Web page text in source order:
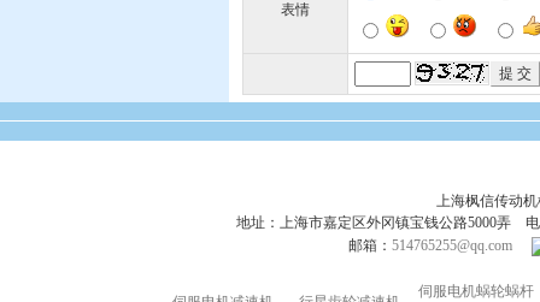
表情
上海枫信传动
地址：上海市嘉定区外冈镇宝钱公路5000弄 电
邮箱：514765255@qq.com
伺服电机蜗轮蜗杆